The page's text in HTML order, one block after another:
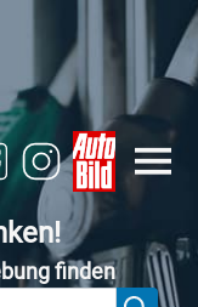
finden